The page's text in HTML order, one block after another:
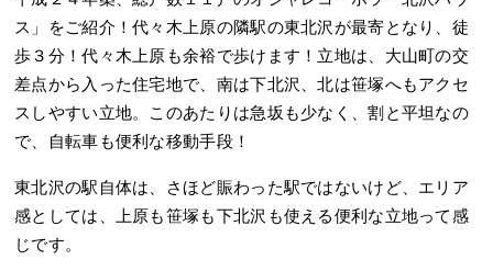
ス」をご紹介！代々木上原の隣駅の東北沢が最寄となり、徒
歩３分！代々木上原も余裕で歩けます！立地は、大山町の交
差点から入った住宅地で、南は下北沢、北は笹塚へもアクセ
スしやすい立地。このあたりは急坂も少なく、割と平坦なの
で、自転車も便利な移動手段！
東北沢の駅自体は、さほど賑わった駅ではないけど、エリア
感としては、上原も笹塚も下北沢も使える便利な立地って感
じです。